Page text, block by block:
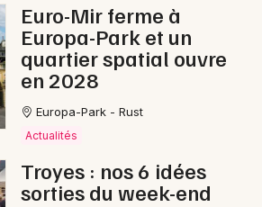
Est
Euro-Mir ferme à
Europa-Park et un
quartier spatial ouvre
en 2028
Europa-Park - Rust
Actualités
Troyes : nos 6 idées
sorties du week-end